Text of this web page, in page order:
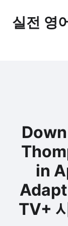
실전 영
in
Adapt
TV+